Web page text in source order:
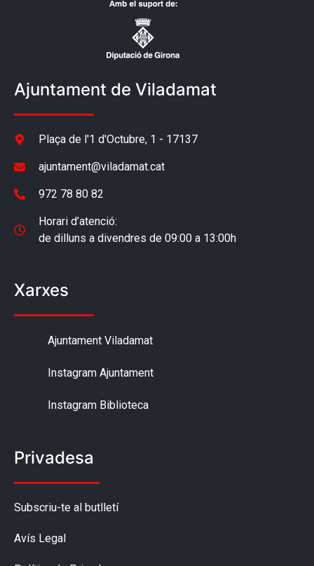
Ajuntament de Viladamat
Plaça de l'1 d'Octubre, 1 - 17137
ajuntament@viladamat.cat
972 78 80 82
Horari d’atenció:
de dilluns a divendres de 09:00 a 13:00h
Xarxes
Ajuntament Viladamat
Instagram Ajuntament
Instagram Biblioteca
Privadesa
Subscriu-te al butlletí
Avís Legal